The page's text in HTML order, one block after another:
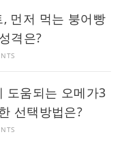
먼저 먹는 붕어빵
격은?
도움되는 오메가3
선택방법은?